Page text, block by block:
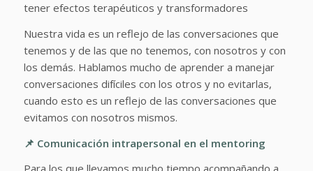
tener efectos terapéuticos y transformadores
Nuestra vida es un reflejo de las conversaciones que
tenemos y de las que no tenemos, con nosotros y con
los demás. Hablamos mucho de aprender a manejar
conversaciones difíciles con los otros y no evitarlas,
cuando esto es un reflejo de las conversaciones que
evitamos con nosotros mismos.
📌 Comunicación intrapersonal en el mentoring